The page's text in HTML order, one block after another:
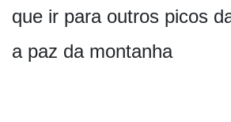
que ir para outros picos
a paz da montanha